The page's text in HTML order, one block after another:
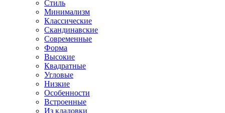
Стиль
Минимализм
Классические
Скандинавские
Современные
Форма
Высокие
Квадратные
Угловые
Низкие
Особенности
Встроенные
Из кладовки